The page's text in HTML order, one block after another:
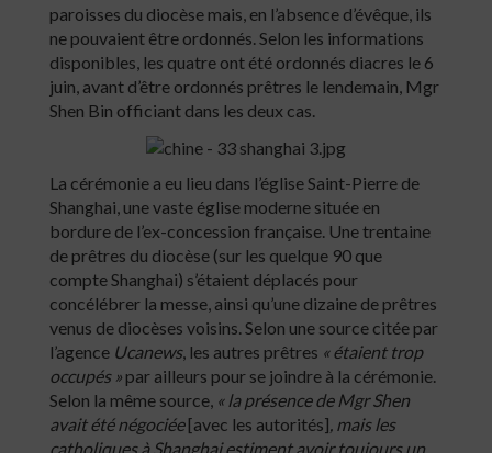
paroisses du diocèse mais, en l’absence d’évêque, ils
ne pouvaient être ordonnés. Selon les informations
disponibles, les quatre ont été ordonnés diacres le 6
juin, avant d’être ordonnés prêtres le lendemain, Mgr
Shen Bin officiant dans les deux cas.
La cérémonie a eu lieu dans l’église Saint-Pierre de
Shanghai, une vaste église moderne située en
bordure de l’ex-concession française. Une trentaine
de prêtres du diocèse (sur les quelque 90 que
compte Shanghai) s’étaient déplacés pour
concélébrer la messe, ainsi qu’une dizaine de prêtres
venus de diocèses voisins. Selon une source citée par
l’agence Ucanews, les autres prêtres « étaient trop
occupés » par ailleurs pour se joindre à la cérémonie.
Selon la même source, « la présence de Mgr Shen
avait été négociée[avec les autorités], mais les
catholiques à Shanghai estiment avoir toujours un